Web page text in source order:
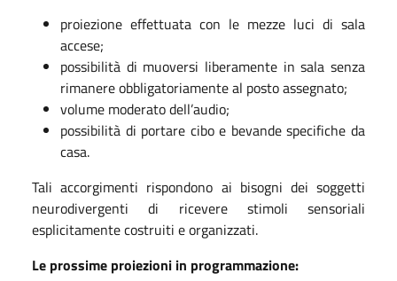
proiezione effettuata con le mezze luci di sala
accese;
possibilità di muoversi liberamente in sala senza
rimanere obbligatoriamente al posto assegnato;
volume moderato dell’audio;
possibilità di portare cibo e bevande specifiche da
casa.
Tali accorgimenti rispondono ai bisogni dei soggetti
neurodivergenti di ricevere stimoli sensoriali
esplicitamente costruiti e organizzati.
Le prossime proiezioni in programmazione: